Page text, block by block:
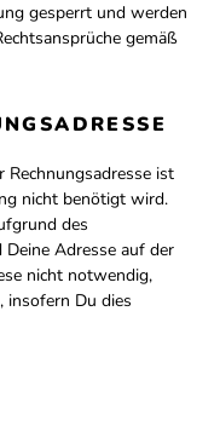
gesperrt und werden
gemäß
Rechnungsadresse ist
nicht benötigt wird.
des
Deine Adresse auf der
nicht notwendig,
insofern Du dies